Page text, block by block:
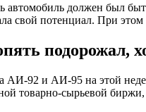
автомобиль должен был
свой потенциал. При
подорожал,
АИ-92 и АИ-95 на этой
товарно-сырьевой